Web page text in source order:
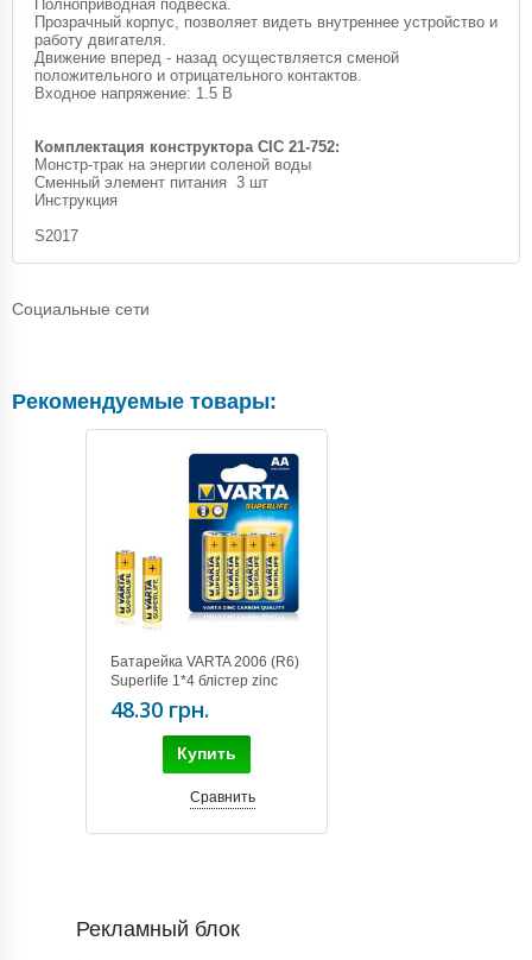
Полноприводная подвеска.
Прозрачный корпус, позволяет видеть внутреннее устройство и
работу двигателя.
Движение вперед - назад осуществляется сменой
положительного и отрицательного контактов.
Входное напряжение: 1.5 В
Комплектация конструктора CIC 21-752:
Монстр-трак на энергии соленой воды
Сменный элемент питания 3 шт
Инструкция
S2017
Социальные сети
Рекомендуемые товары:
Батарейка VARTA 2006 (R6)
Superlife 1*4 блістер zinc
48.30 грн.
Купить
Сравнить
Рекламный блок